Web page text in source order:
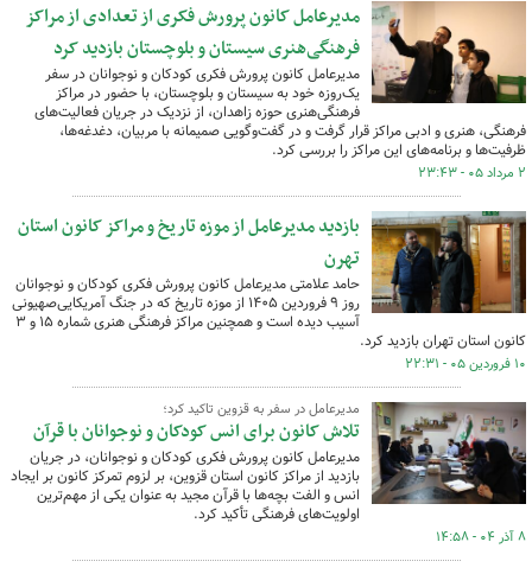
مدیرعامل کانون پرورش فکری از تعدادی از مراکز
فرهنگی‌هنری سیستان و بلوچستان بازدید کرد
مدیرعامل کانون پرورش فکری کودکان و نوجوانان در سفر
یک‌روزه خود به سیستان و بلوچستان، با حضور در مراکز
فرهنگی‌هنری حوزه زاهدان، از نزدیک در جریان فعالیت‌های
فرهنگی، هنری و ادبی مراکز قرار گرفت و در گفت‌وگویی صمیمانه با مربیان، دغدغه‌ها،
ظرفیت‌ها و برنامه‌های این مراکز را بررسی کرد.
۲ مرداد ۰۵ - ۲۳:۴۳
بازدید مدیرعامل از موزه تاریخ و مراکز کانون استان
تهرن
حامد علامتی مدیرعامل کانون پرورش فکری کودکان و نوجوانان
روز ۹ فروردین ۱۴۰۵ از موزه تاریخ که در جنگ آمریکایی‌صهیونی
آسیب دیده است و همچنین مراکز فرهنگی هنری شماره ۱۵ و ۳
کانون استان تهران بازدید کرد.
۱۰ فروردین ۰۵ - ۲۲:۳۱
مدیرعامل در سفر به قزوین تاکید کرد؛
تلاش کانون برای انس کودکان و نوجوانان با قرآن
مدیرعامل کانون پرورش فکری کودکان و نوجوانان، در جریان
بازدید از مراکز کانون استان قزوین، بر لزوم تمرکز کانون بر ایجاد
انس و الفت بچه‌ها با قرآن مجید به عنوان یکی از مهم‌ترین
اولویت‌های فرهنگی تأکید کرد.
۸ آذر ۰۴ - ۱۴:۵۸